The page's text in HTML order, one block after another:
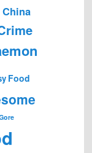
China
Food